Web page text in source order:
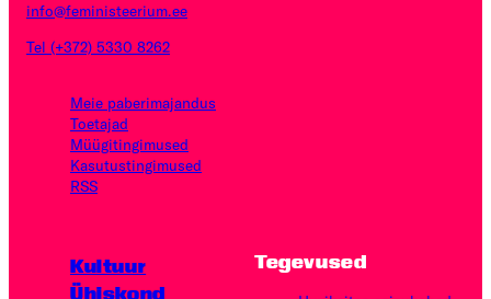
info@feministeerium.ee
Tel (+372) 5330 8262
Meie paberimajandus
Toetajad
Müügitingimused
Kasutus­tingimused
RSS
Kultuur
Ühiskond
Tegevused